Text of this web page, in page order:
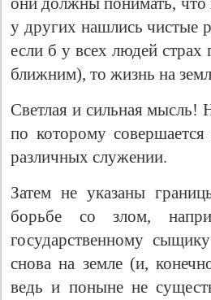
у других нашлись чистые
если б у всех людей страх
ближним), то жизнь на
Светлая и сильная мысль!
по которому
различных служении.
Затем не указаны
борьбе со злом,
государственному
снова на земле (и,
ведь и поныне не